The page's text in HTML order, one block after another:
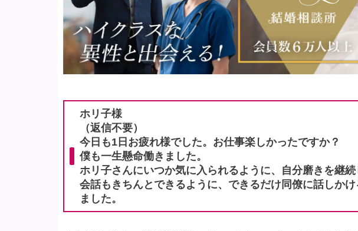
ホリ子様
（返信不要）
今日も1日お疲れ様でした。お仕事楽しかったですか？
僕も一生懸命働きました。
ホリ子さんにいつか気に入られるように、自分磨きを継続
会話もきちんとできるように、できるだけ同僚に話しか
ました。